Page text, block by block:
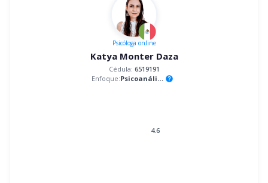
Psicóloga online
Katya Monter Daza
Cédula: 6519191
Enfoque:
Psicoanálisis help
4.6